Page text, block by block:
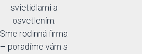
svietidlami a
osvetlením.
Sme rodinná firma
– poradíme vám s